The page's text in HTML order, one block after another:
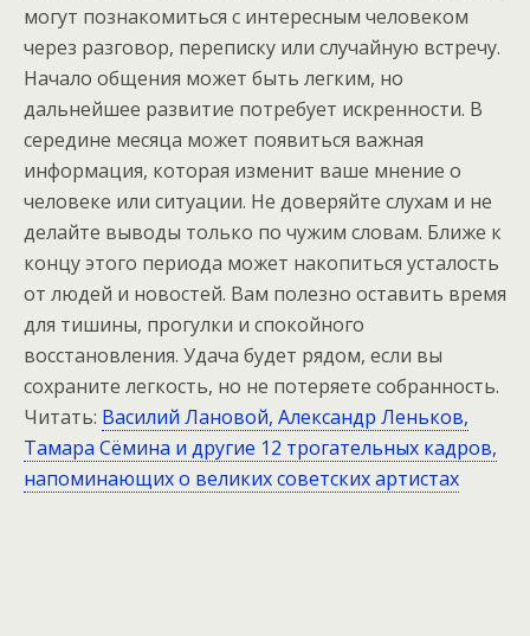
могут познакомиться с интересным человеком
через разговор, переписку или случайную встречу.
Начало общения может быть легким, но
дальнейшее развитие потребует искренности. В
середине месяца может появиться важная
информация, которая изменит ваше мнение о
человеке или ситуации. Не доверяйте слухам и не
делайте выводы только по чужим словам. Ближе к
концу этого периода может накопиться усталость
от людей и новостей. Вам полезно оставить время
для тишины, прогулки и спокойного
восстановления. Удача будет рядом, если вы
сохраните легкость, но не потеряете собранность.
Читать: Василий Лановой, Александр Леньков,
Тамара Сёмина и другие 12 трогательных кадров,
напоминающих о великих советских артистах